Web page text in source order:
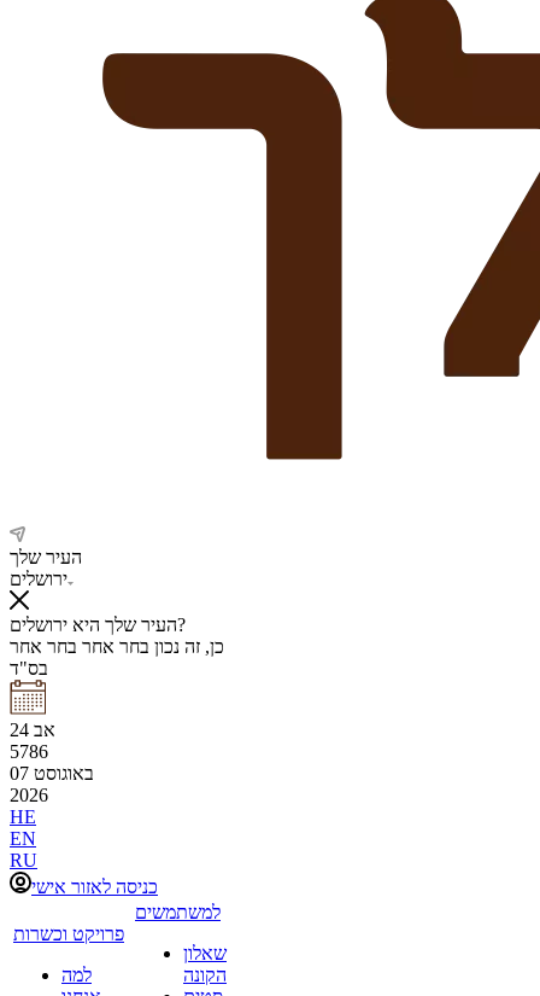
העיר שלך
ירושלים
העיר שלך היא ירושלים?
כן, זה נכון בחר אחר בחר אחר
בס"ד
24 אב
5786
07 באוגוסט
2026
HE
EN
RU
כניסה לאזור אישי
פרויקט וכשרות
למה
למשתמשים
שאלון
הקונה